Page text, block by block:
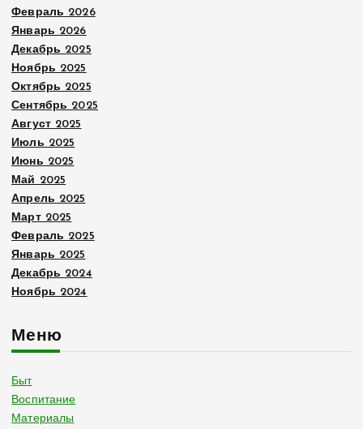
Февраль 2026
Январь 2026
Декабрь 2025
Ноябрь 2025
Октябрь 2025
Сентябрь 2025
Август 2025
Июль 2025
Июнь 2025
Май 2025
Апрель 2025
Март 2025
Февраль 2025
Январь 2025
Декабрь 2024
Ноябрь 2024
Меню
Быт
Воспитание
Материалы